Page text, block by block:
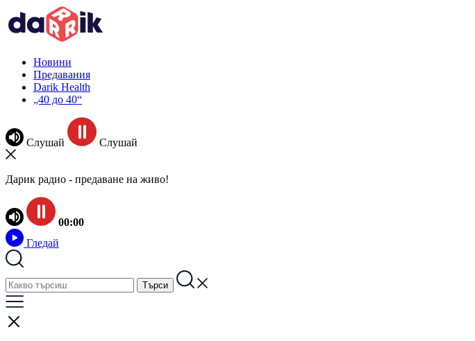
Новини
Предавания
Darik Health
„40 до 40“
Слушай Слушай
Дарик радио - предаване на живо!
00:00
Гледай